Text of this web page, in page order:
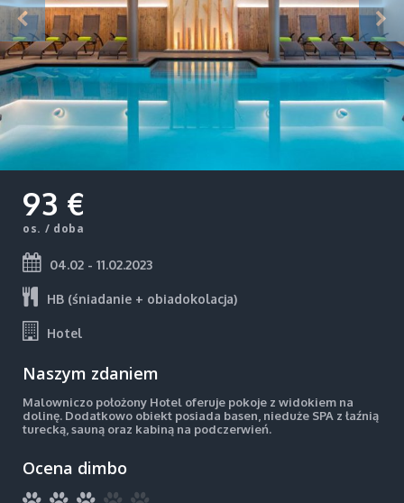
93 €
os. / doba
04.02 - 11.02.2023
HB (śniadanie + obiadokolacja)
Hotel
Naszym zdaniem
Malowniczo położony Hotel oferuje pokoje z widokiem na
dolinę. Dodatkowo obiekt posiada basen, nieduże SPA z łaźnią
turecką, sauną oraz kabiną na podczerwień.
Ocena dimbo